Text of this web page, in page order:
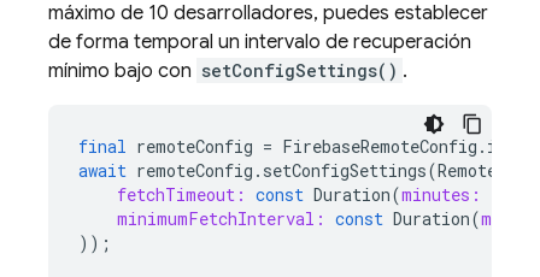
máximo de 10 desarrolladores, puedes establecer
de forma temporal un intervalo de recuperación
mínimo bajo con setConfigSettings() .
final remoteConfig = FirebaseRemoteConfig .
await remoteConfig . setConfigSettings(
fetchTimeout: const Duration(minutes:
minimumFetchInterval: const Duration(
));